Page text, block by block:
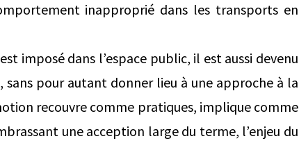
inapproprié dans les transports en
imposé dans l’espace public, il est aussi devenu
sans pour autant donner lieu à une approche à la
recouvre comme pratiques, implique comme
une acception large du terme, l’enjeu du